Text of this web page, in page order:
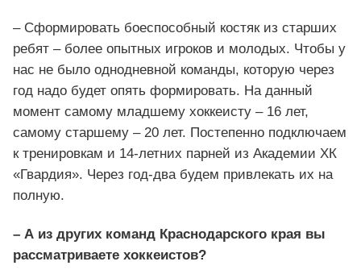
– Сформировать боеспособный костяк из старших
ребят – более опытных игроков и молодых. Чтобы у
нас не было однодневной команды, которую через
год надо будет опять формировать. На данный
момент самому младшему хоккеисту – 16 лет,
самому старшему – 20 лет. Постепенно подключаем
к тренировкам и 14-летних парней из Академии ХК
«Гвардия». Через год-два будем привлекать их на
полную.
– А из других команд Краснодарского края вы
рассматриваете хоккеистов?